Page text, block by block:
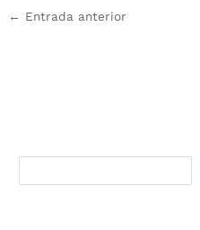
← Entrada anterior